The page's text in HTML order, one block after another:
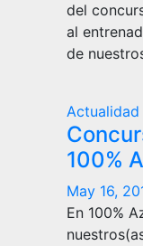
del
al
de
Actualidad
100%
May 16,
En 100%